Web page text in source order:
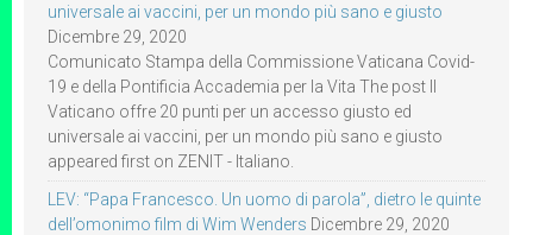
universale ai vaccini, per un mondo più sano e giusto
Dicembre 29, 2020
Comunicato Stampa della Commissione Vaticana Covid-
19 e della Pontificia Accademia per la Vita The post Il
Vaticano offre 20 punti per un accesso giusto ed
universale ai vaccini, per un mondo più sano e giusto
appeared first on ZENIT - Italiano.
LEV: “Papa Francesco. Un uomo di parola”, dietro le quinte
dell’omonimo film di Wim Wenders Dicembre 29, 2020